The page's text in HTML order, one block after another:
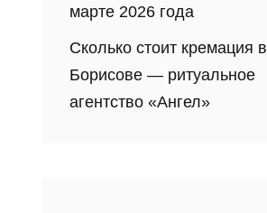
марте 2026 года
Сколько стоит кремация в
Борисове — ритуальное
агентство «Ангел»